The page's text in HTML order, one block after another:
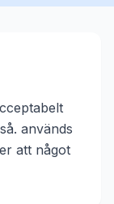
används
att något